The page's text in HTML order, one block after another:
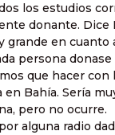
los estudios
donante. Dice
grande en cuanto
persona
que hacer con
Bahía. Sería
pero no ocurre.
alguna radio